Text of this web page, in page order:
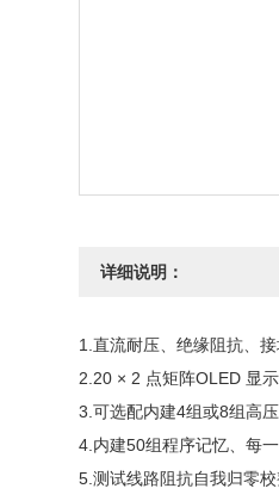
详细说明：
1.直流耐压、绝缘阻抗、
2.20 × 2 点矩阵OLED 显
3.可选配内建4组或8组高
4.内建50组程序记忆、每
5.测试线路阻抗自我归零